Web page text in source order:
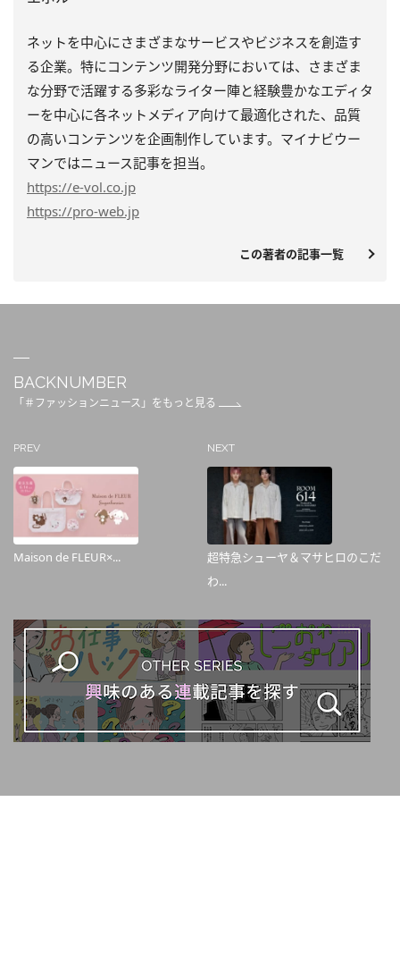
ネットを中心にさまざまなサービスやビジネスを創造す
る企業。特にコンテンツ開発分野においては、さまざま
な分野で活躍する多彩なライター陣と経験豊かなエディタ
ーを中心に各ネットメディア向けて最適化された、品質
の高いコンテンツを企画制作しています。マイナビウー
マンではニュース記事を担当。
https://e-vol.co.jp
https://pro-web.jp
この著者の記事一覧
BACKNUMBER
「＃ファッションニュース」をもっと見る
PREV
Maison de FLEUR×...
NEXT
超特急シューヤ＆マサヒロのこだ
わ...